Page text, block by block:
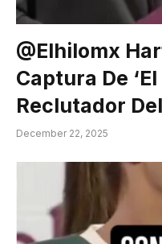
@elhilomx
Captura De ‘El
Reclutador
December 22, 2025